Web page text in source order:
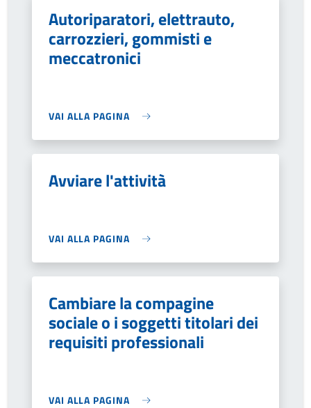
Autoriparatori, elettrauto,
carrozzieri, gommisti e
meccatronici
VAI ALLA PAGINA
Avviare l'attività
VAI ALLA PAGINA
Cambiare la compagine
sociale o i soggetti titolari dei
requisiti professionali
VAI ALLA PAGINA